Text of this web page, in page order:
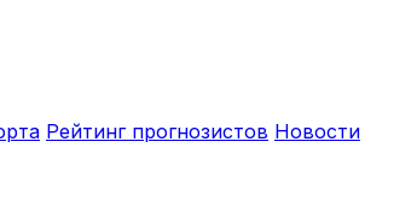
Рейтинг прогнозистов Новости